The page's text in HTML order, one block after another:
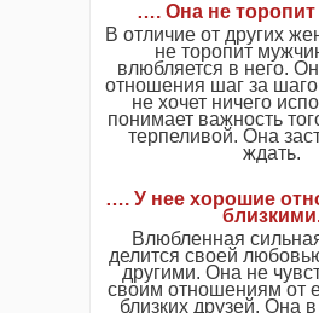
…. Она не
В отличие от других
не торопит
влюбляется в него.
отношения шаг за
не хочет ничего
понимает важность
терпеливой. Она
ждать.
…. У нее хорошие
Влюбленная
делится своей
другими. Она не
своим отношениям от
близких друзей. Она в